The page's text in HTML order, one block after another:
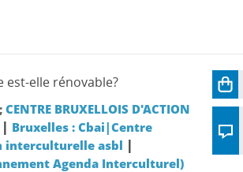
est-elle rénovable?
; CENTRE BRUXELLOIS D'ACTION
| Bruxelles : Cbai|Centre
interculturelle asbl |
Agenda Interculturel)